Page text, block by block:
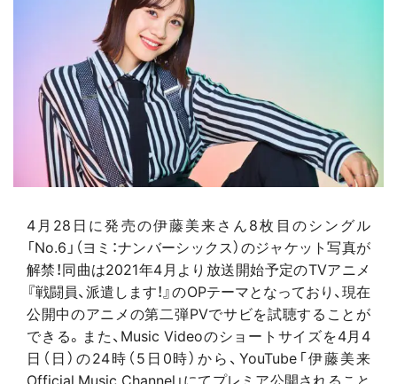
4月28日に発売の伊藤美来さん8枚目のシングル
「No.6」（ヨミ：ナンバーシックス）のジャケット写真が
解禁！同曲は2021年4月より放送開始予定のTVアニメ
『戦闘員、派遣します！』のOPテーマとなっており、現在
公開中のアニメの第二弾PVでサビを試聴することが
できる。また、Music Videoのショートサイズを4月4
日（日）の24時（5日0時）から、YouTube「伊藤美来
Official Music Channel」にてプレミア公開されること